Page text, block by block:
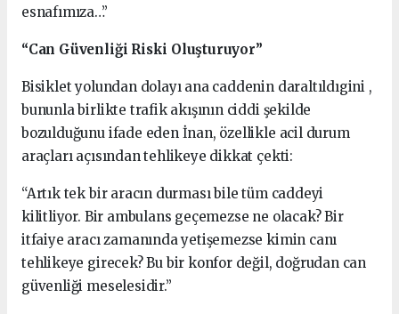
esnafımıza…”
“Can Güvenliği Riski Oluşturuyor”
Bisiklet yolundan dolayı ana caddenin daraltıldıgini ,
bununla birlikte trafik akışının ciddi şekilde
bozulduğunu ifade eden İnan, özellikle acil durum
araçları açısından tehlikeye dikkat çekti:
“Artık tek bir aracın durması bile tüm caddeyi
kilitliyor. Bir ambulans geçemezse ne olacak? Bir
itfaiye aracı zamanında yetişemezse kimin canı
tehlikeye girecek? Bu bir konfor değil, doğrudan can
güvenliği meselesidir.”